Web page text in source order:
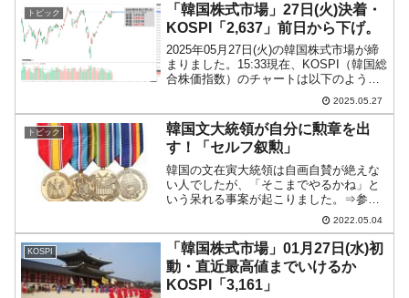
トピック
「韓国株式市場」27日(火)決着・
KOSPI「2,637」前日から下げ。
2025年05月27日(火)の韓国株式市場が締
まりました。15:33現在、KOSPI（韓国総
合株価指数）のチャートは以下のように
『Investing.com』より引用）。陽線がも
うひとつ伸びませんでした。KOSPIは...
2025.05.27
トピック
韓国文大統領が自分に勲章を出
す！「セルフ叙勲」
韓国の文在寅大統領は自画自賛が絶えな
い人でしたが、「そこまでやるかね」と
いう呆れる事案が起こりました。⇒参
照・引用元：『韓国 大統領府』公式サイ
ト「第20回国務会の開催結果関連書面説
明会」2022年05月03日、文大統領任期中
で最後の国務会...
2022.05.04
KOSPI
「韓国株式市場」01月27日(水)初
動・直近最高値までいけるか
KOSPI「3,161」